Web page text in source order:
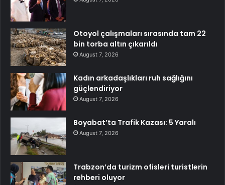
Otoyol çalışmaları sırasında tam 22
bin torba altın çıkarıldı
August 7, 2026
Kadın arkadaşlıkları ruh sağlığını
güçlendiriyor
August 7, 2026
Boyabat’ta Trafik Kazası: 5 Yaralı
August 7, 2026
Trabzon’da turizm ofisleri turistlerin
rehberi oluyor